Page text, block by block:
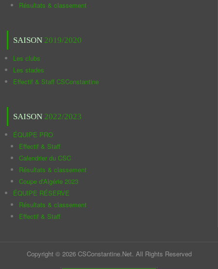
Résultats & classement
SAISON 2019/2020
Les clubs
Les stades
Effectif & Staff CSConstantine
SAISON 2022/2023
ÉQUIPE PRO
Effectif & Staff
Calendrier du CSC
Résultats & classement
Coupe d'Algérie 2023
ÉQUIPE RÉSERVE
Résultats & classement
Effectif & Staff
Copyright © 2026 CSConstantine.Net. All Rights Reserved